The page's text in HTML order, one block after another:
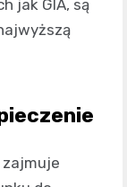
jak GIA, są